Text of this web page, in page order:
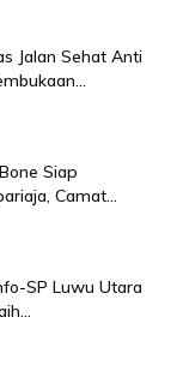
Jalan Sehat Anti
Siap
Camat...
SP Luwu Utara